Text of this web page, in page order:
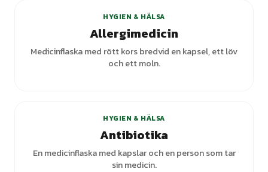
HYGIEN & HÄLSA
Allergimedicin
Medicinflaska med rött kors bredvid en kapsel, ett löv
och ett moln.
HYGIEN & HÄLSA
Antibiotika
En medicinflaska med kapslar och en person som tar
sin medicin.